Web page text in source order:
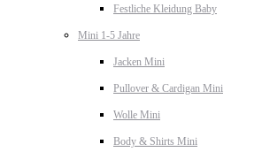
Festliche Kleidung Baby
Mini 1-5 Jahre
Jacken Mini
Pullover & Cardigan Mini
Wolle Mini
Body & Shirts Mini